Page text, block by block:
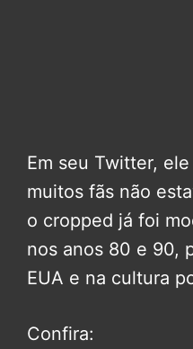
Em seu Twitter,
muitos fãs não
o cropped já foi
nos anos 80 e 90,
EUA e na cultura
Confira: